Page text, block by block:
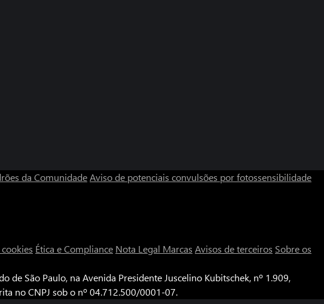
da ComunidadeAviso de potenciais convulsões por fotossensibilidade
Ética e Compliance Nota Legal Marcas Avisos de terceiros Sobre os
de São Paulo, na Avenida Presidente Juscelino Kubitschek, nº 1.909,
no CNPJ sob o nº 04.712.500/0001-07.